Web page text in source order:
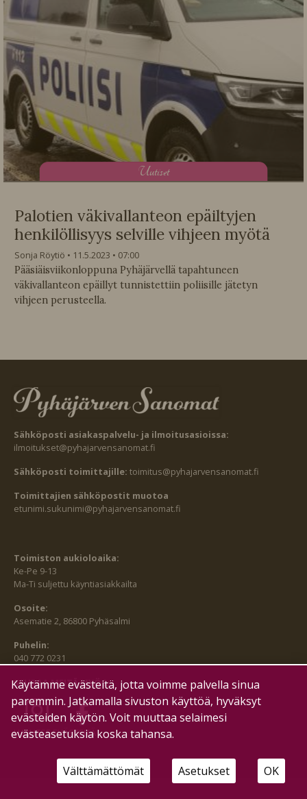
Uutiset
Palotien väkivallanteon epäiltyjen
henkilöllisyys selville vihjeen myötä
Sonja Röytiö 11.5.2023
07:00
Pääsiäisviikonloppuna Pyhäjärvellä tapahtuneen
väkivallanteon epäillyt tunnistettiin poliisille jätetyn
vihjeen perusteella.
Sähköposti asiakaspalvelu- ja ilmoitusasioissa:
ilmoitukset@pyhajarvensanomat.fi
Sähköposti toimittajille: toimitus@pyhajarvensanomat.fi
Toimittajien sähköpostit muotoa
etunimi.sukunimi@pyhajarvensanomat.fi
Toimiston aukioloaika:
Ke-Pe 9-13
Ma-Ti suljettu käyntiasiakkailta
Osoite:
Asematie 2, 86800 Pyhäsalmi
Puhelin:
040 772 0231
SEURAA MEITÄ MYÖS:
HALLITSE EVÄSTEITÄ
Käytämme evästeitä, jotta voimme palvella sinua
paremmin. Jatkamalla sivuston käyttöä, hyväksyt
evästeiden käytön. Voit muuttaa selaimesi
evästeasetuksia koska tahansa.
Välttämättömät Asetukset OK